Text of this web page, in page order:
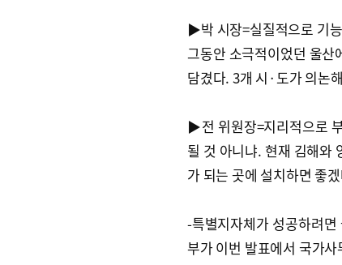
▶박 시장=실질적으로 기
그동안 소극적이었던 울산
담겼다. 3개 시·도가 의논
▶전 위원장=지리적으로
될 것 아니냐. 현재 김해와
가 되는 곳에 설치하면 좋
-특별지자체가 성공하려
부가 이번 발표에서 국가